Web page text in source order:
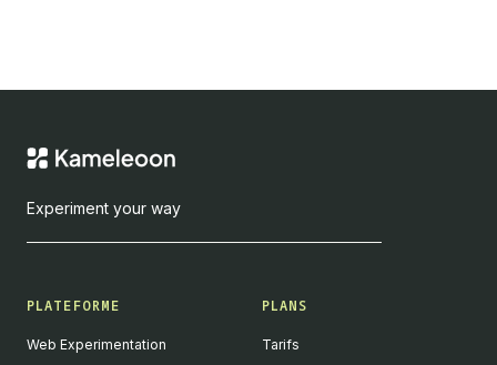
Experiment your way
PLATEFORME
Web Experimentation
PLANS
Tarifs